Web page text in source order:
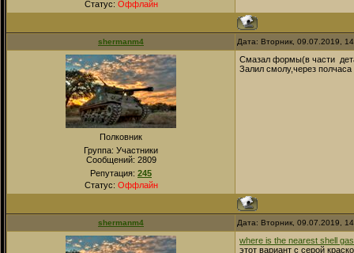
Статус: Оффлайн
shermanm4 Дата: Вторник, 09.07.2019,
Полковник
Группа: Участники
Сообщений: 2809
Репутация: 245
Статус: Оффлайн
Смазал формы(в части
Залил смолу,через полчаса
shermanm4 Дата: Вторник, 09.07.2019,
where is the nearest shell
этот вариант с серой